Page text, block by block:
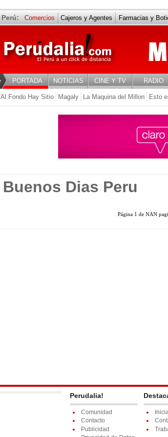
Perú:
Comercios Cajeros y Agentes Farmacias y
Videos Buenos
PORTADA NOTICIAS CINE Y TV RADIO
Al Fondo Hay Sitio Magaly La Maquina del Millon Esto
Buenos Dias Peru
Página 1 de NAN
Perudalia!
Comunidad
Contacto
Publicidad